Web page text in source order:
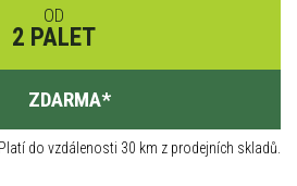
OD
2 PALET
ZDARMA*
do vzdálenosti 30 km z prodejních skladů.